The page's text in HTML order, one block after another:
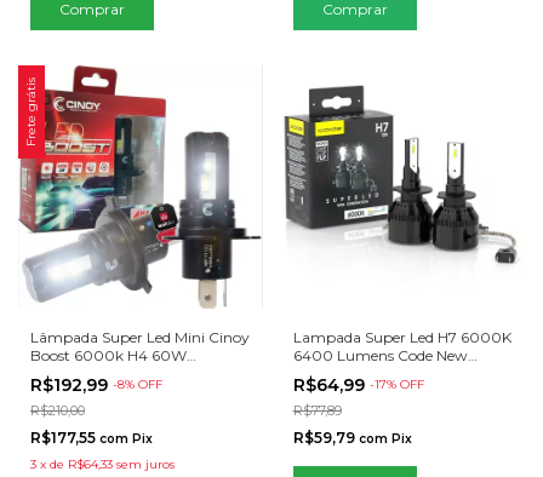
Comprar
Frete grátis
Lâmpada Super Led Mini Cinoy
Boost 6000k H4 60W
6000Lm
R$192,99 -8% OFF
R$210,00
R$177,55 com Pix
3 x de R$64,33 sem juros
Lampada Super Led H7 6000K
6400 Lumens Code New
Generation
R$64,99 -17% OFF
R$77,89
R$59,79 com Pix